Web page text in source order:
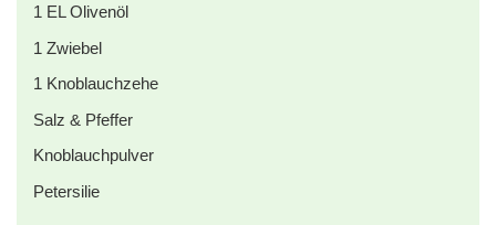
1 EL Olivenöl
1 Zwiebel
1 Knoblauchzehe
Salz & Pfeffer
Knoblauchpulver
Petersilie